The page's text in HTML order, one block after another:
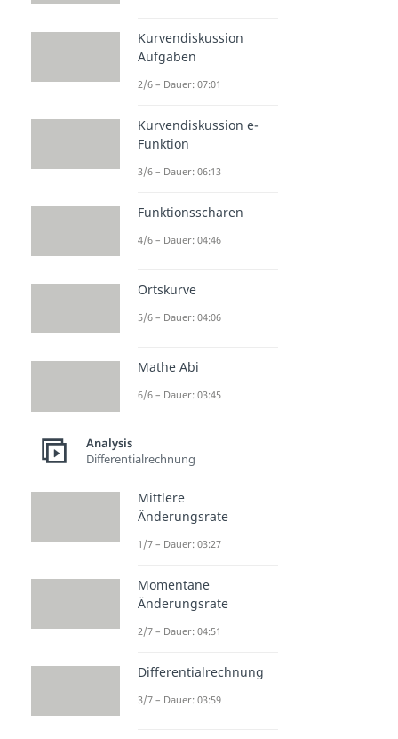
Kurvendiskussion
Aufgaben
2/6 – Dauer: 07:01
Kurvendiskussion e-
Funktion
3/6 – Dauer: 06:13
Funktionsscharen
4/6 – Dauer: 04:46
Ortskurve
5/6 – Dauer: 04:06
Mathe Abi
6/6 – Dauer: 03:45
Analysis
Differentialrechnung
Mittlere
Änderungsrate
1/7 – Dauer: 03:27
Momentane
Änderungsrate
2/7 – Dauer: 04:51
Differentialrechnung
3/7 – Dauer: 03:59